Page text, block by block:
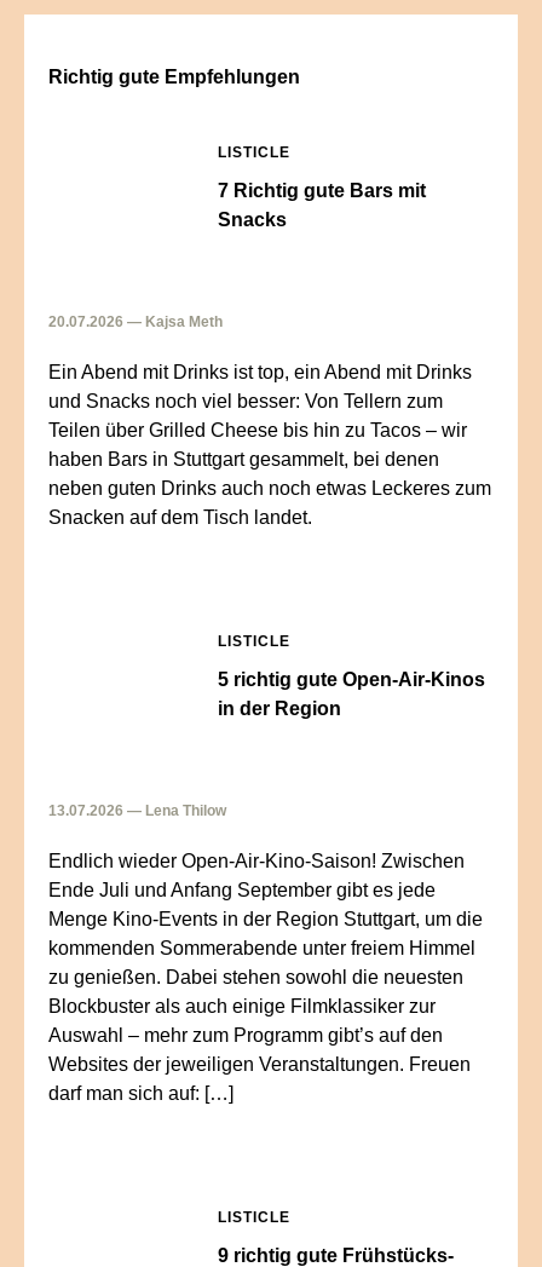
Richtig gute Empfehlungen
LISTICLE
7 Richtig gute Bars mit
Snacks
20.07.2026 — Kajsa Meth
Ein Abend mit Drinks ist top, ein Abend mit Drinks
und Snacks noch viel besser: Von Tellern zum
Teilen über Grilled Cheese bis hin zu Tacos – wir
haben Bars in Stuttgart gesammelt, bei denen
neben guten Drinks auch noch etwas Leckeres zum
Snacken auf dem Tisch landet.
LISTICLE
5 richtig gute Open-Air-Kinos
in der Region
13.07.2026 — Lena Thilow
Endlich wieder Open-Air-Kino-Saison! Zwischen
Ende Juli und Anfang September gibt es jede
Menge Kino-Events in der Region Stuttgart, um die
kommenden Sommerabende unter freiem Himmel
zu genießen. Dabei stehen sowohl die neuesten
Blockbuster als auch einige Filmklassiker zur
Auswahl – mehr zum Programm gibt’s auf den
Websites der jeweiligen Veranstaltungen. Freuen
darf man sich auf: […]
LISTICLE
9 richtig gute Frühstücks-